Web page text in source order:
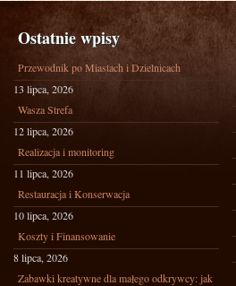
Ostatnie wpisy
Przewodnik po Miastach i Dzielnicach
13 lipca, 2026
Wasza Strefa
12 lipca, 2026
Realizacja i monitoring
11 lipca, 2026
Restauracja i Konserwacja
10 lipca, 2026
Koszty i Finansowanie
8 lipca, 2026
Zabawki kreatywne dla małego odkrywcy: jak